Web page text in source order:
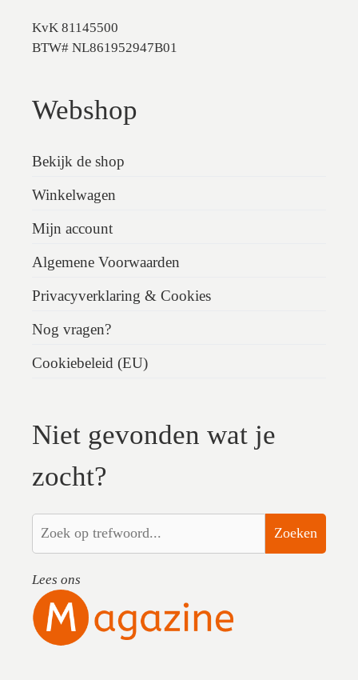
KvK 81145500
BTW# NL861952947B01
Webshop
Bekijk de shop
Winkelwagen
Mijn account
Algemene Voorwaarden
Privacyverklaring & Cookies
Nog vragen?
Cookiebeleid (EU)
Niet gevonden wat je
zocht?
Zoeken
Lees ons